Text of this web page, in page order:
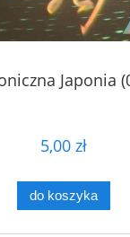
Japonia
5,00 zł
do koszyka